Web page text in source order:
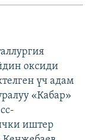
оксиди
үч адам
«Кабар»
иштер